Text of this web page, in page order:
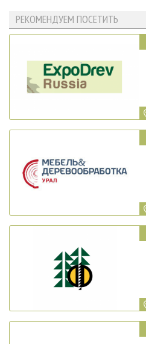
РЕКОМЕНДУЕМ ПОСЕТИТЬ